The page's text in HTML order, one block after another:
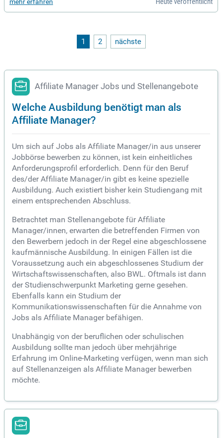
ngen, während du eng mit internationalen Partnern zusamm
enarbeitest. In einem dynamischen, interdisziplinären Umfel
ste Generation der Wundversorgungsprodukte mitentwickel
n möchtest, freuen wir uns auf deine Bewerbung. Werde Teil
mehr erfahren
1 2 nächste
Affiliate Manager Jobs und Stellenangebote
Welche Ausbildung benötigt man als
Affiliate Manager?
Um sich auf Jobs als Affiliate Manager/in aus unserer
Jobbörse bewerben zu können, ist kein einheitliches
Anforderungsprofil erforderlich. Denn für den Beruf
des/der Affiliate Manager/in gibt es keine spezielle
Ausbildung. Auch existiert bisher kein Studiengang mit
einem entsprechenden Abschluss.
Betrachtet man Stellenangebote für Affiliate
Manager/innen, erwarten die betreffenden Firmen von
den Bewerbern jedoch in der Regel eine abgeschlossene
kaufmännische Ausbildung. In einigen Fällen ist die
Voraussetzung auch ein abgeschlossenes Studium der
Wirtschaftswissenschaften, also BWL. Oftmals ist dann
der Studienschwerpunkt Marketing gerne gesehen.
Ebenfalls kann ein Studium der
Kommunikationswissenschaften für die Annahme von
Jobs als Affiliate Manager befähigen.
Unabhängig von der beruflichen oder schulischen
Ausbildung sollte man jedoch über mehrjährige
Erfahrung im Online-Marketing verfügen, wenn man sich
auf Stellenanzeigen als Affiliate Manager bewerben
möchte.